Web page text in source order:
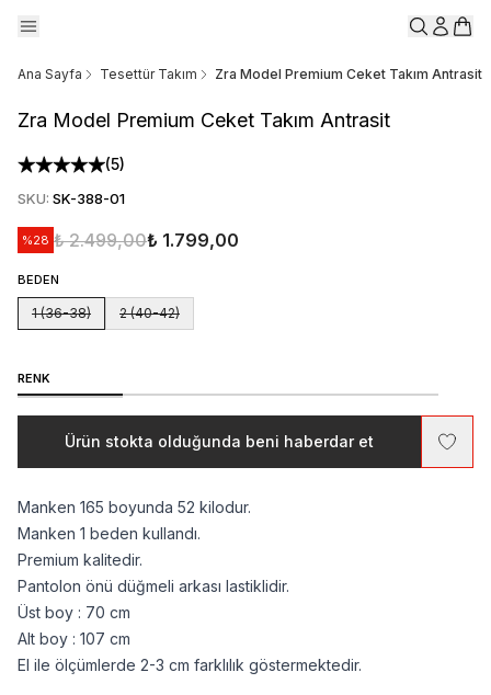
Ana Sayfa Tesettür Takım Zra Model Premium Ceket Takım Antrasit
Zra Model Premium Ceket Takım Antrasit
(5)
SKU: SK-388-01
%28 ₺ 2.499,00₺ 1.799,00
BEDEN
1 (36-38) 2 (40-42)
RENK
Ürün stokta olduğunda beni haberdar et
Manken 165 boyunda 52 kilodur.
Manken 1 beden kullandı.
Premium kalitedir.
Pantolon önü düğmeli arkası lastiklidir.
Üst boy : 70 cm
Alt boy : 107 cm
El ile ölçümlerde 2-3 cm farklılık göstermektedir.